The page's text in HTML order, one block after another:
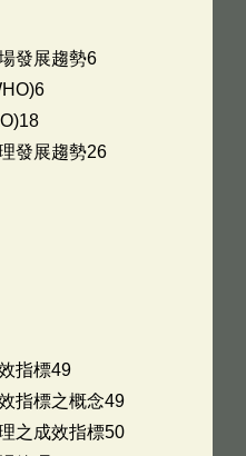
發展趨勢6
發展趨勢26
指標49
指標之概念49
之成效指標50